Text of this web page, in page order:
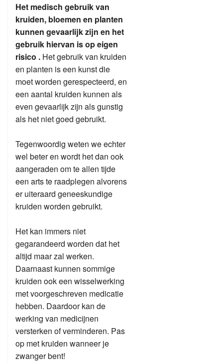
Het medisch gebruik van
kruiden, bloemen en planten
kunnen gevaarlijk zijn en het
gebruik hiervan is op eigen
risico . Het gebruik van kruiden
en planten is een kunst die
moet worden gerespecteerd, en
een aantal kruiden kunnen als
even gevaarlijk zijn als gunstig
als het niet goed gebruikt.
Tegenwoordig weten we echter
wel beter en wordt het dan ook
aangeraden om te allen tijde
een arts te raadplegen alvorens
er uiteraard geneeskundige
kruiden worden gebruikt.
Het kan immers niet
gegarandeerd worden dat het
altijd maar zal werken.
Daarnaast kunnen sommige
kruiden ook een wisselwerking
met voorgeschreven medicatie
hebben. Daardoor kan de
werking van medicijnen
versterken of verminderen. Pas
op met kruiden wanneer je
zwanger bent!